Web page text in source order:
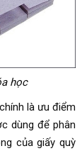
học
là ưu điểm
dùng để phân
của giấy quỳ